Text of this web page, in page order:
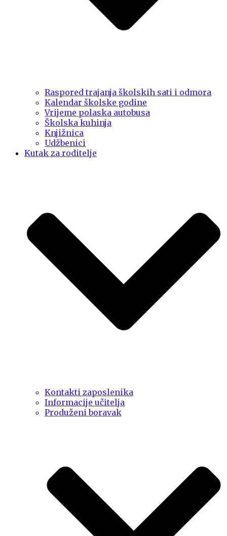
Raspored trajanja školskih sati i odmora
Kalendar školske godine
Vrijeme polaska autobusa
Školska kuhinja
Knjižnica
Udžbenici
Kutak za roditelje
Kontakti zaposlenika
Informacije učitelja
Produženi boravak